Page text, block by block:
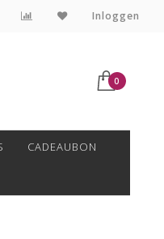
MOLLIE! Inloggen
0
CADEAUBON